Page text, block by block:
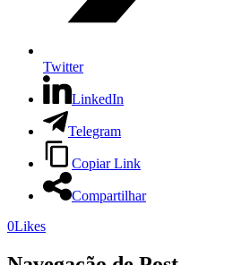
Twitter
LinkedIn
Telegram
Copiar Link
Compartilhar
0Likes